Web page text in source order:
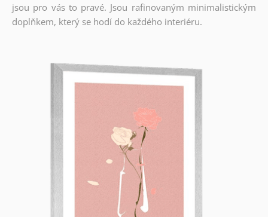
jsou pro vás to pravé. Jsou rafinovaným minimalistickým
doplňkem, který se hodí do každého interiéru.